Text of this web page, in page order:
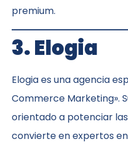
premium.
3. Elogia
Elogia es una agencia
Commerce Marketing».
orientado a potenciar
convierte en expertos